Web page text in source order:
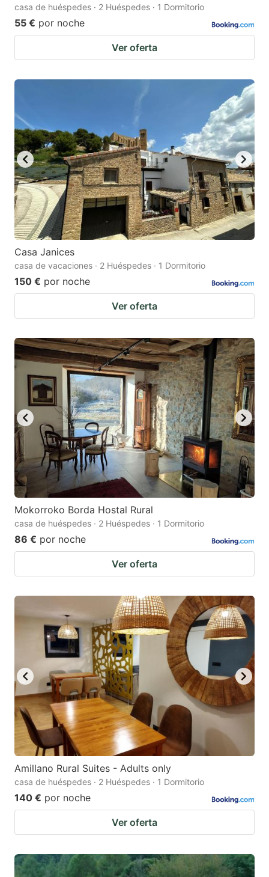
casa de huéspedes · 2 Huéspedes · 1 Dormitorio
55 € por noche
Ver oferta
Casa Janices
casa de vacaciones · 2 Huéspedes · 1 Dormitorio
150 € por noche
Ver oferta
Mokorroko Borda Hostal Rural
casa de huéspedes · 2 Huéspedes · 1 Dormitorio
86 € por noche
Ver oferta
Amillano Rural Suites - Adults only
casa de huéspedes · 2 Huéspedes · 1 Dormitorio
140 € por noche
Ver oferta